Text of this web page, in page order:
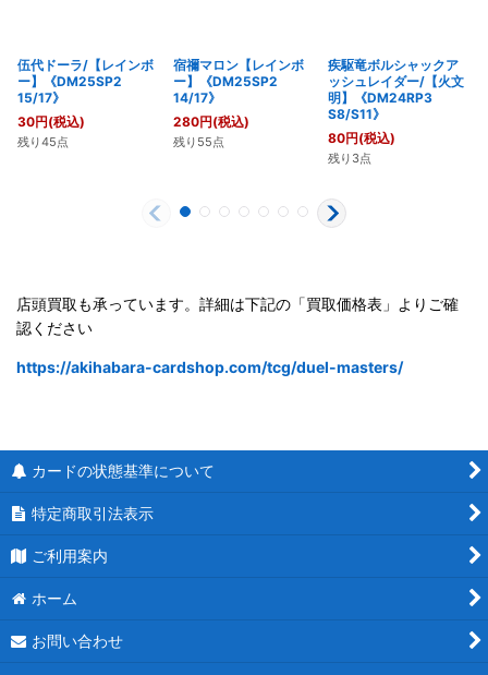
伍代ドーラ/【レインボ
ー】《DM25SP2
15/17》
30円(税込)
残り45点
宿禰マロン【レインボ
ー】《DM25SP2
14/17》
280円(税込)
残り55点
疾駆竜ボルシャックア
ッシュレイダー/【火文
明】《DM24RP3
S8/S11》
80円(税込)
残り3点
店頭買取も承っています。詳細は下記の「買取価格表」よりご確
認ください
https://akihabara-cardshop.com/tcg/duel-masters/
カードの状態基準について
特定商取引法表示
ご利用案内
ホーム
お問い合わせ